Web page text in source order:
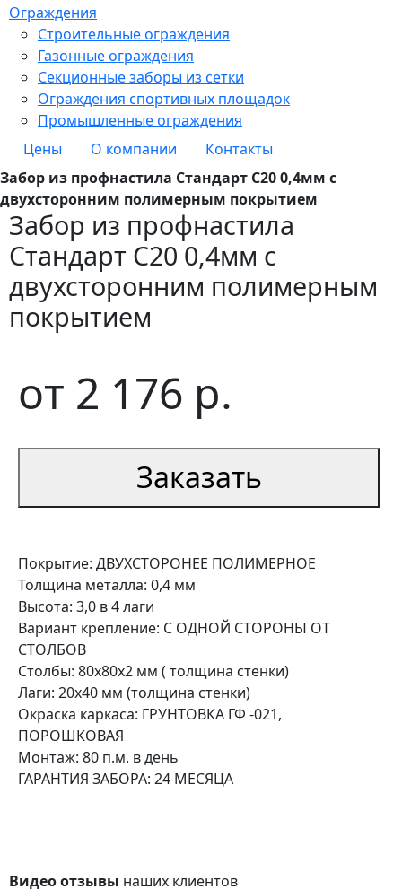
Ограждения
Строительные ограждения
Газонные ограждения
Секционные заборы из сетки
Ограждения спортивных площадок
Промышленные ограждения
Цены
О компании
Контакты
Забор из профнастила Стандарт С20 0,4мм с
двухсторонним полимерным покрытием
Забор из профнастила
Стандарт С20 0,4мм с
двухсторонним полимерным
покрытием
от 2 176 р.
Заказать
Покрытие: ДВУХСТОРОНЕЕ ПОЛИМЕРНОЕ
Толщина металла: 0,4 мм
Высота: 3,0 в 4 лаги
Вариант крепление: С ОДНОЙ СТОРОНЫ ОТ
СТОЛБОВ
Столбы: 80х80х2 мм ( толщина стенки)
Лаги: 20х40 мм (толщина стенки)
Окраска каркаса: ГРУНТОВКА ГФ -021,
ПОРОШКОВАЯ
Монтаж: 80 п.м. в день
ГАРАНТИЯ ЗАБОРА: 24 МЕСЯЦА
Видео отзывы наших клиентов